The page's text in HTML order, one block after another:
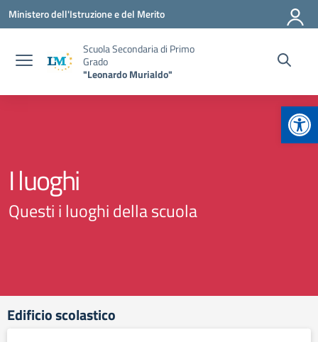
Vai ai contenuti
Vai al menu di navigazione
Vai al footer
Ministero dell'Istruzione e del Merito
Scuola Secondaria di Primo
Grado
"Leonardo Murialdo"
I luoghi
Questi i luoghi della scuola
Edificio scolastico